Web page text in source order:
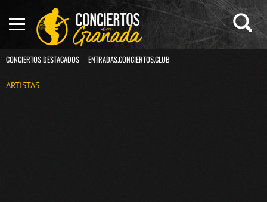
CONCIERTOS DESTACADOS ENTRADAS.CONCIERTOS.CLUB
ARTISTAS